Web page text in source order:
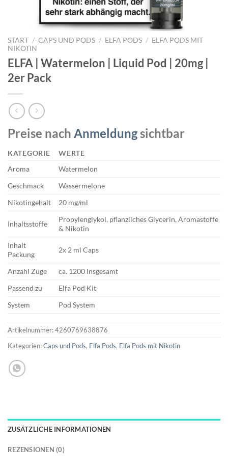
START / CAPS UND PODS / ELFA PODS / ELFA PODS MIT
NIKOTIN
ELFA | Watermelon | Liquid Pod | 20mg |
2er Pack
Preise nach Anmeldungsichtbar
KATEGORIE
WERTE
Aroma
Watermelon
Geschmack
Wassermelone
Nikotingehalt
20 mg/ml
Inhaltsstoffe
Propylenglykol, pflanzliches Glycerin, Aromastoffe
& Nikotin
Inhalt
Packung
2x 2 ml Caps
Anzahl Züge
ca. 1200 Insgesamt
Passend zu
Elfa Pod Kit
System
Pod System
Artikelnummer:4260769638876
Kategorien:Caps und Pods, Elfa Pods, Elfa Pods mit Nikotin
ZUSÄTZLICHE INFORMATIONEN
REZENSIONEN (0)